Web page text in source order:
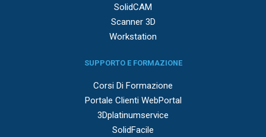
SolidCAM
Scanner 3D
Workstation
SUPPORTO E FORMAZIONE
Corsi Di Formazione
Portale Clienti WebPortal
3Dplatinumservice
SolidFacile